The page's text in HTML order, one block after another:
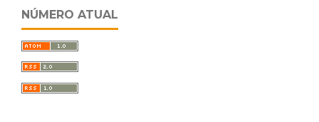
NÚMERO ATUAL